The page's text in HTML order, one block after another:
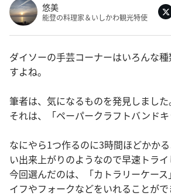
悠美
能登の料理家＆いしかわ観光特使
ダイソーの手芸コーナーはいろんな
すよね。
筆者は、気になるものを発見しました
それは、「ペーパークラフトバンドキ
なにやら1つ作るのに3時間ほどかか
い出来上がりのようなので早速トライ
今回選んだのは、「カトラリーケー
イフやフォークなどをいれることがで